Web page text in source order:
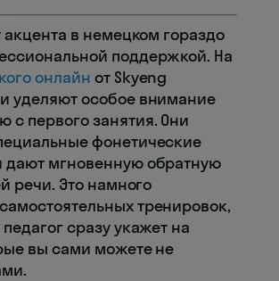
акцента в немецком гораздо
поддержкой. На
онлайн от Skyeng
уделяют особое внимание
с первого занятия. Они
фонетические
дают мгновенную обратную
речи. Это намного
тренировок,
сразу укажет на
вы сами можете не